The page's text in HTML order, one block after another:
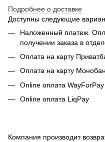
Подробнее о доставке
Доступны следующие
Наложенный платеж.
получении заказа в
Оплата на карту
Оплата на карту
Online оплата WayForPay
Online оплата LiqPay
Компания производит